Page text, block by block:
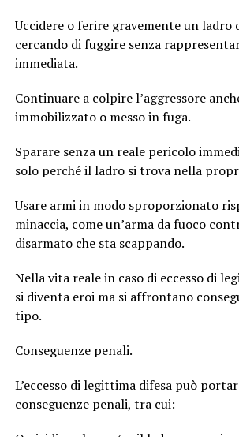
Uccidere o ferire gravemente un ladro
cercando di fuggire senza
immediata.
Continuare a colpire l’aggressore
immobilizzato o messo in fuga.
Sparare senza un reale pericolo
solo perché il ladro si trova nella
Usare armi in modo sproporzionato
minaccia, come un’arma da fuoco
disarmato che sta scappando.
Nella vita reale in caso di eccesso di
si diventa eroi ma si affrontano
tipo.
Conseguenze penali.
L’eccesso di legittima difesa può
conseguenze penali, tra cui: